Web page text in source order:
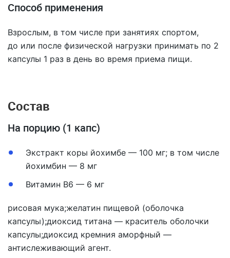
Способ применения
Взрослым, в том числе при занятиях спортом,
до или после физической нагрузки принимать по 2
капсулы 1 раз в день во время приема пищи.
Состав
На порцию (1 капс)
Экстракт коры йохимбе — 100 мг; в том числе
йохимбин — 8 мг
Витамин B6 — 6 мг
рисовая мука;желатин пищевой (оболочка
капсулы);диоксид титана — краситель оболочки
капсулы;диоксид кремния аморфный —
антислеживающий агент.